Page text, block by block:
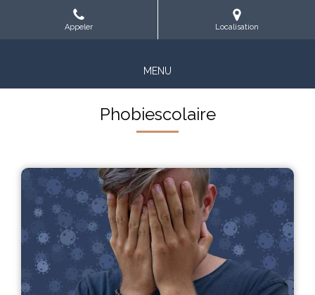
Appeler Localisation
MENU
Phobiescolaire